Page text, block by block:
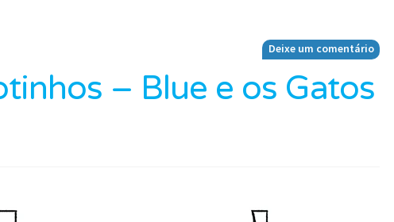
Deixe um comentário
– Blue e os Gatos